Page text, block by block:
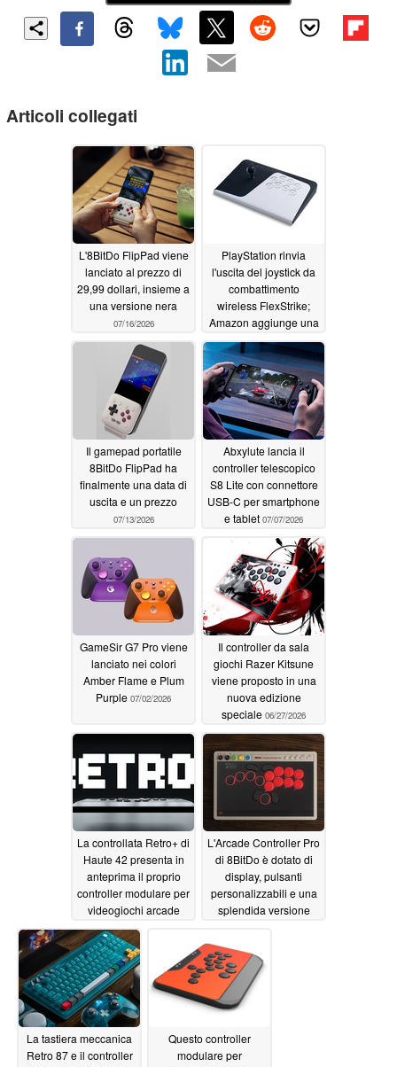
Articoli collegati
L'8BitDo FlipPad viene
lanciato al prezzo di
29,99 dollari, insieme a
una versione nera
07/16/2026
PlayStation rinvia
l'uscita del joystick da
combattimento
wireless FlexStrike;
Amazon aggiunge una
data di uscita
provvisoria07/15/2026
Il gamepad portatile
8BitDo FlipPad ha
finalmente una data di
uscita e un prezzo
07/13/2026
Abxylute lancia il
controller telescopico
S8 Lite con connettore
USB-C per smartphone
e tablet 07/07/2026
GameSir G7 Pro viene
lanciato nei colori
Amber Flame e Plum
Purple 07/02/2026
Il controller da sala
giochi Razer Kitsune
viene proposto in una
nuova edizione
speciale 06/27/2026
La controllata Retro+ di
Haute 42 presenta in
anteprima il proprio
controller modulare per
videogiochi arcade
06/25/2026
L'Arcade Controller Pro
di 8BitDo è dotato di
display, pulsanti
personalizzabili e una
splendida versione
La tastiera meccanica
Retro 87 e il controller
Questo controller
modulare per